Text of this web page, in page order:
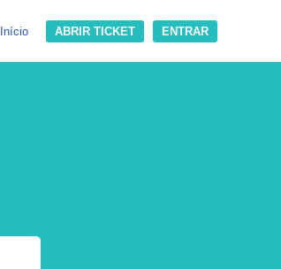
Início ABRIR TICKET ENTRAR